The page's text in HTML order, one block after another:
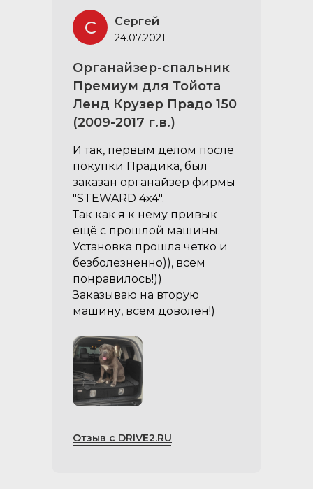
С Сергей
Отзыв с DRIVE2.RU
24.07.2021
Органайзер-спальник
Премиум для Тойота
Ленд Крузер Прадо 150
(2009-2017 г.в.)
И так, первым делом после
покупки Прадика, был
заказан органайзер фирмы
"STEWARD 4x4".
Так как я к нему привык
ещё с прошлой машины.
Установка прошла четко и
безболезненно)), всем
понравилось!))
Заказываю на вторую
машину, всем доволен!)